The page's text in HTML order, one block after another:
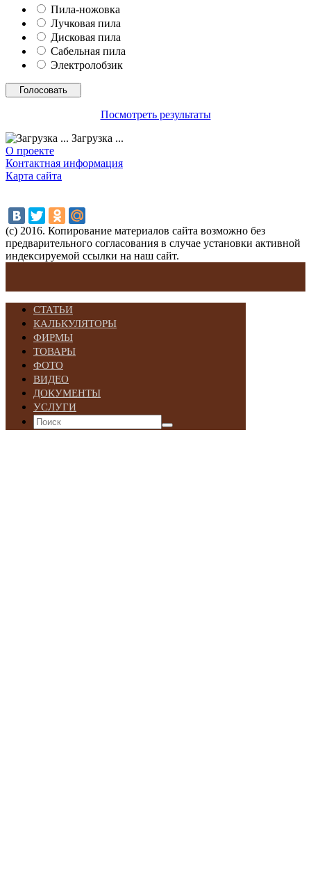
Пила-ножовка
Лучковая пила
Дисковая пила
Сабельная пила
Электролобзик
Посмотреть результаты
Загрузка ...
О проекте
Контактная информация
Карта сайта
(с) 2016. Копирование материалов сайта возможно без
предварительного согласования в случае установки активной
индексируемой ссылки на наш сайт.
СТАТЬИ
КАЛЬКУЛЯТОРЫ
ФИРМЫ
ТОВАРЫ
ФОТО
ВИДЕО
ДОКУМЕНТЫ
УСЛУГИ